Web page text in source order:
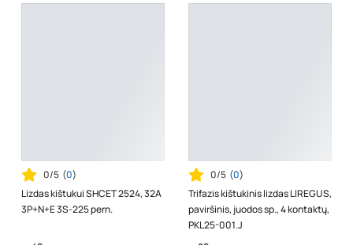
0/5 (0)
Lizdas kištukui SHCET 2524, 32A
3P+N+E 3S-225 pern.
0/5 (0)
Trifazis kištukinis lizdas LIREGUS,
paviršinis, juodos sp., 4 kontaktų,
PKL25-001.J